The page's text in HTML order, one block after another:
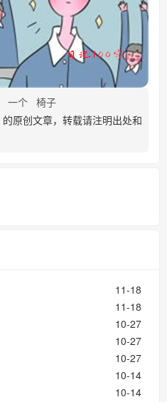
一个 椅子
的原创文章，转载请注明出处和
11-18
11-18
10-27
10-27
10-27
10-14
10-14